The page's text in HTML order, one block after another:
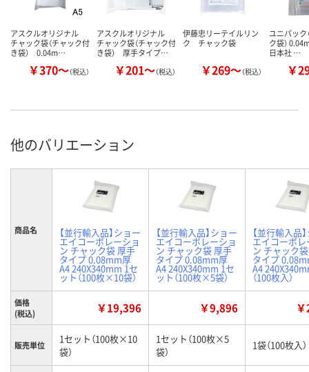
アスクルオリジナル
チャック袋（チャック付
き袋） 0.04m…
￥370～（税込）
アスクルオリジナル
チャック袋（チャック付
き袋） 厚手タイプ…
￥201～（税込）
伊藤忠リーテイルリン
ク チャック袋
￥269～（税込）
ユニパック
ク袋）
日本社 …
￥
他のバリエーション
商品名 【並行輸入品】ショー
エイコーポレーショ
ン チャック袋 厚手
タイプ 0.08mm厚
A4 240X340mm 1セ
ット（100枚×10袋）
【並行輸入品】ショー
エイコーポレーショ
ン チャック袋 厚手
タイプ 0.08mm厚
A4 240X340mm 1セ
ット（100枚×5袋）
【並行輸入品
エイコーポ
ン チャック
タイプ
A4
（100枚入）
価格
(税込)
￥19,396 ￥9,896
販売単位
1セット（100枚×10
袋）
1セット（100枚×5
袋）
1袋（100枚入）